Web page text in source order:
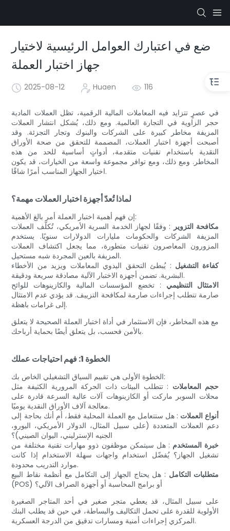
ضع في اعتبارك العوامل الرئيسية لاختيار
جهاز اختبار العملة
2025-08-12 Huaen 116
في عصرٍ تتزايد فيه المعاملات المالية الرقمية، تظل العملات المادية
حجر الزاوية في التجارة العالمية. ومع ذلك، يُشكل انتشار العملات
المزيفة مخاطر كبيرة على الشركات والبنوك وتجار التجزئة. وقد
أصبحت أجهزة اختبار العملات، المصممة للتحقق من صحة الأوراق
النقدية باستخدام تقنيات متقدمة، أدواتٍ أساسية للحد من هذه
المخاطر. ومع ذلك، ومع توافر مجموعة واسعة من الخيارات، قد يكون
اختيار الجهاز المناسب أمرًا شاقًا.
لماذا تُعدّ أجهزة اختبار العملات مهمة؟
إن فهم أهمية اختبار العملة أمر بالغ الأهمية:
مكافحة التزوير : وفقًا لجهاز الخدمة السرية الأمريكي، تُكلّف العملات
المزيفة الشركات والحكومات مليارات الدولارات سنويًا. يستخدم
المزورون المعاصرون تقنيات متطورة، مما يجعل اكتشاف العملات
المزيفة بالعين المجردة شبه مستحيل.
كفاءة التشغيل : يُبطئ التحقق اليدوي المعاملات ويزيد من الأخطاء
البشرية. تضمن أجهزة الاختبار الآلية مصادقة سريعة ودقيقة.
الامتثال التنظيمي : تخضع المؤسسات المالية والكازينوهات للوائح
صارمة تتطلب إجراءات صارمة لمكافحة التزييف. قد يؤدي عدم الامتثال
إلى غرامات باهظة.
مع هذه المخاطر، فإن الاستثمار في أداة اختبار العملة الصحيحة لا يتعلق
بالأمن فحسب، بل يتعلق أيضًا بحماية أرباحك.
الخطوة 1: فهم احتياجات عملك
الخطوة الأولى هي تقييم السياق التشغيلي الخاص بك:
حجم المعاملات : تتطلب البيئات ذات الحركة المرورية الكثيفة مثل
محلات السوبر ماركت أو الكازينوهات آلات عالية السرعة قادرة على
معالجة آلاف الأوراق النقدية يوميًا.
أنواع العملات : هل ستتعامل مع العملة المحلية فقط، أم أنك بحاجة إلى
دعم العملات المتعددة (على سبيل المثال، الدولار الأمريكي، اليورو،
الجنيه الإسترليني، اليوان الصيني)؟
خبرة المستخدم : هل سيتمكن موظفون ذوو مهارات تقنية مختلفة من
تشغيل الجهاز؟ يُفضّل استخدام واجهات سهلة الاستخدام إذا كانت
موارد التدريب محدودة.
متطلبات التكامل : هل يحتاج الجهاز إلى التكامل مع أنظمة نقاط البيع
(POS) أو برامج المحاسبة أو أجهزة الصراف الآلي؟
على سبيل المثال، قد يعطي متجر صغير في أحد المتاجر الصغيرة
الأولوية للقدرة على تحمل التكاليف والبساطة، في حين قد يطلب البنك
المركزي إجراءات أمنية ومسارات تدقيق من الدرجة العسكرية.